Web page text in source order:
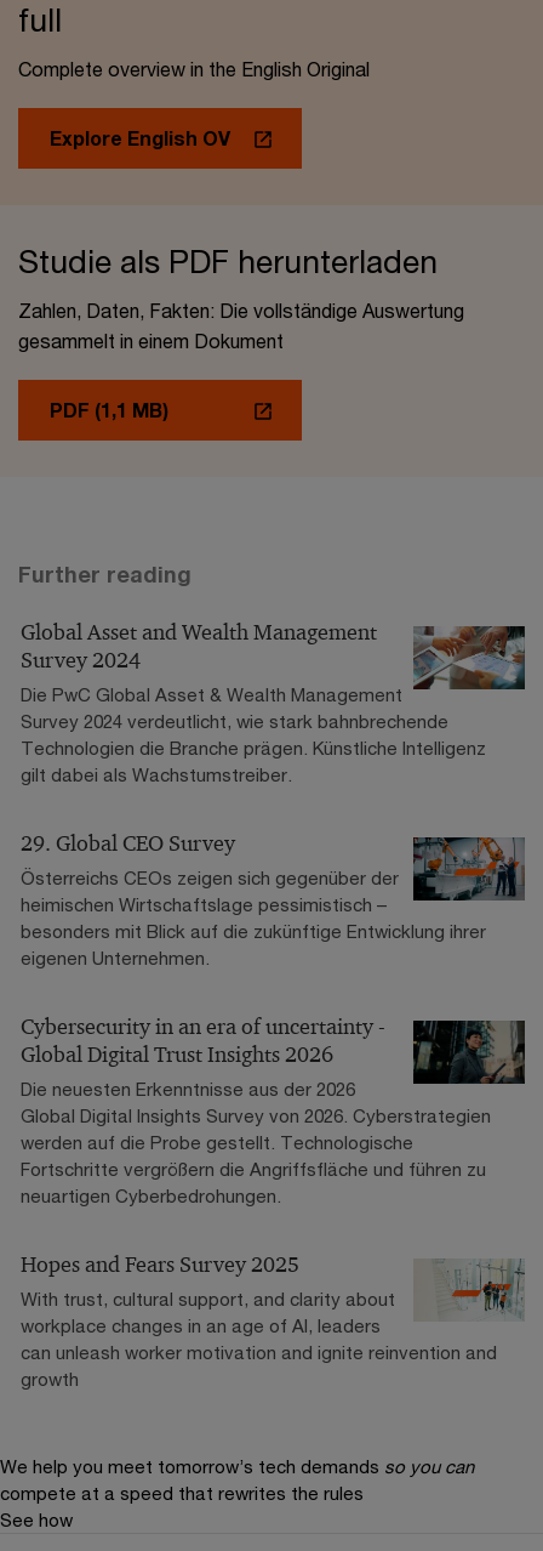
full
Complete overview in the English Original
Explore English OV
Studie als PDF herunterladen
Zahlen, Daten, Fakten: Die vollständige Auswertung
gesammelt in einem Dokument
PDF (1,1 MB)
Further reading
Global Asset and Wealth Management
Survey 2024
Die PwC Global Asset & Wealth Management
Survey 2024 verdeutlicht, wie stark bahnbrechende
Technologien die Branche prägen. Künstliche Intelligenz
gilt dabei als Wachstumstreiber.
29. Global CEO Survey
Österreichs CEOs zeigen sich gegenüber der
heimischen Wirtschaftslage pessimistisch –
besonders mit Blick auf die zukünftige Entwicklung ihrer
eigenen Unternehmen.
Cybersecurity in an era of uncertainty -
Global Digital Trust Insights 2026
Die neuesten Erkenntnisse aus der 2026
Global Digital Insights Survey von 2026. Cyberstrategien
werden auf die Probe gestellt. Technologische
Fortschritte vergrößern die Angriffsfläche und führen zu
neuartigen Cyberbedrohungen.
Hopes and Fears Survey 2025
With trust, cultural support, and clarity about
workplace changes in an age of AI, leaders
can unleash worker motivation and ignite reinvention and
growth
We help you meet tomorrow’s tech demands so you can
compete at a speed that rewrites the rules
See how